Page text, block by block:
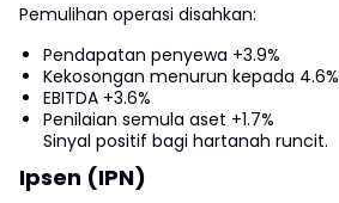
Pemulihan operasi disahkan:
Pendapatan penyewa +3.9%
Kekosongan menurun kepada 4.6%
EBITDA +3.6%
Penilaian semula aset +1.7%
Sinyal positif bagi hartanah runcit.
Ipsen (IPN)